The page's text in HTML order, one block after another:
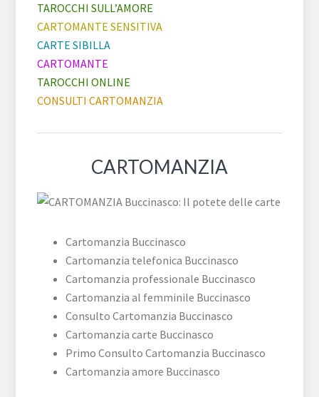
TAROCCHI SULL’AMORE
CARTOMANTE SENSITIVA
CARTE SIBILLA
CARTOMANTE
TAROCCHI ONLINE
CONSULTI CARTOMANZIA
CARTOMANZIA
Cartomanzia Buccinasco
Cartomanzia telefonica Buccinasco
Cartomanzia professionale Buccinasco
Cartomanzia al femminile Buccinasco
Consulto Cartomanzia Buccinasco
Cartomanzia carte Buccinasco
Primo Consulto Cartomanzia Buccinasco
Cartomanzia amore Buccinasco